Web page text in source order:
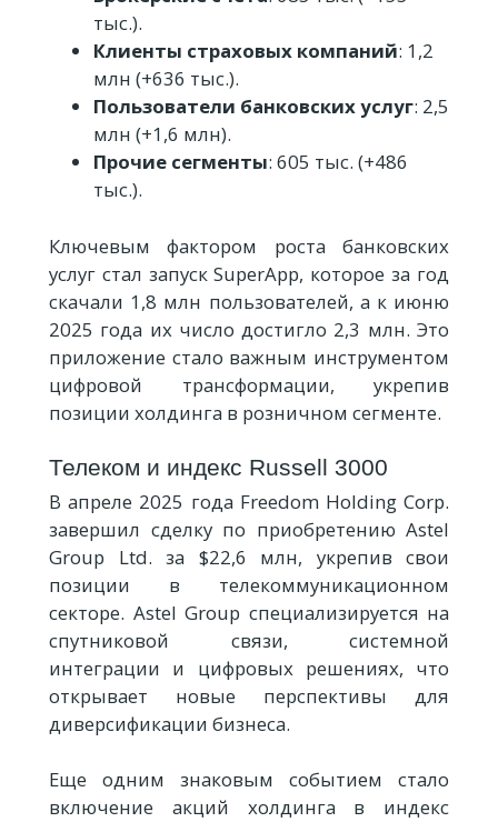
тыс.).
Клиенты страховых компаний: 1,2
млн (+636 тыс.).
Пользователи банковских услуг: 2,5
млн (+1,6 млн).
Прочие сегменты: 605 тыс. (+486
тыс.).
Ключевым фактором роста банковских
услуг стал запуск SuperApp, которое за год
скачали 1,8 млн пользователей, а к июню
2025 года их число достигло 2,3 млн. Это
приложение стало важным инструментом
цифровой трансформации, укрепив
позиции холдинга в розничном сегменте.
Телеком и индекс Russell 3000
В апреле 2025 года Freedom Holding Corp.
завершил сделку по приобретению Astel
Group Ltd. за $22,6 млн, укрепив свои
позиции в телекоммуникационном
секторе. Astel Group специализируется на
спутниковой связи, системной
интеграции и цифровых решениях, что
открывает новые перспективы для
диверсификации бизнеса.
Еще одним знаковым событием стало
включение акций холдинга в индекс